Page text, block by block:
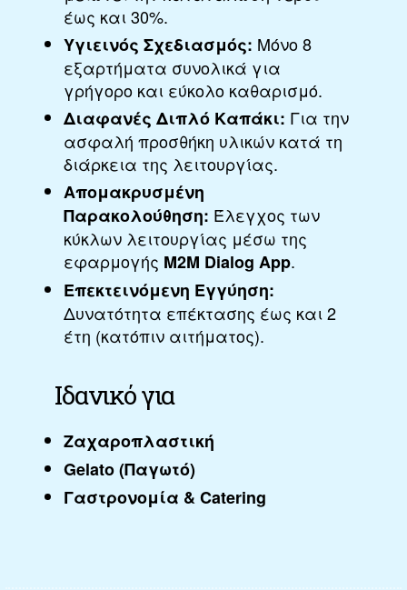
έως και 30%.
Υγιεινός Σχεδιασμός: Μόνο 8
εξαρτήματα συνολικά για
γρήγορο και εύκολο καθαρισμό.
Διαφανές Διπλό Καπάκι: Για την
ασφαλή προσθήκη υλικών κατά τη
διάρκεια της λειτουργίας.
Απομακρυσμένη
Παρακολούθηση: Έλεγχος των
κύκλων λειτουργίας μέσω της
εφαρμογής M2M Dialog App.
Επεκτεινόμενη Εγγύηση:
Δυνατότητα επέκτασης έως και 2
έτη (κατόπιν αιτήματος).
Ιδανικό για
Ζαχαροπλαστική
Gelato (Παγωτό)
Γαστρονομία & Catering